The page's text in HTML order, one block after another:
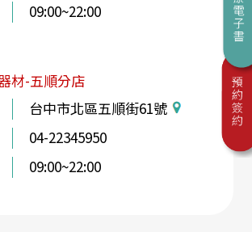
09:00~22:00
材-五順分店
台中市北區五順街61號
04-22345950
09:00~22:00